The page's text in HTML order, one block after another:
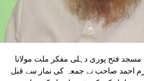
سے خواتین جو اسمبلی
وزیر اعلیٰ ریکھا گپتا کو
کا کہنا تھا کہ حکومت نے
ضروریات کو ترجیح دیتے ہوئے
فتح پوری دہلی مفکر ملت مولانا
احمد صاحب نے جمعہ کی نماز سے قبل